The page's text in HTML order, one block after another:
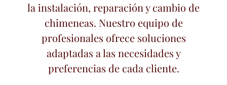
la instalación, reparación y cambio de
chimeneas. Nuestro equipo de
profesionales ofrece soluciones
adaptadas a las necesidades y
preferencias de cada cliente.